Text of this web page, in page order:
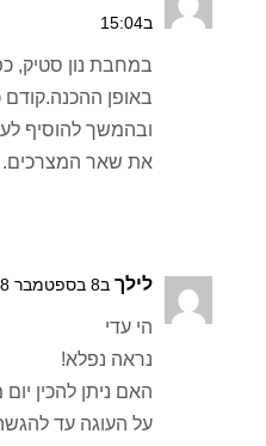
ב15:04
במחבת נון סטיק,
באופן ההכנה.קודם
ובהמשך להוסיף
את שאר המצרכים.
לילך ב8 בספטמבר 2018 ב22:45
הי עדי
נראה נפלא!
האם ניתן להכין
על העוגה עד